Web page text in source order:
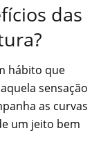
das
hábito que
sensação
as curvas
um jeito bem